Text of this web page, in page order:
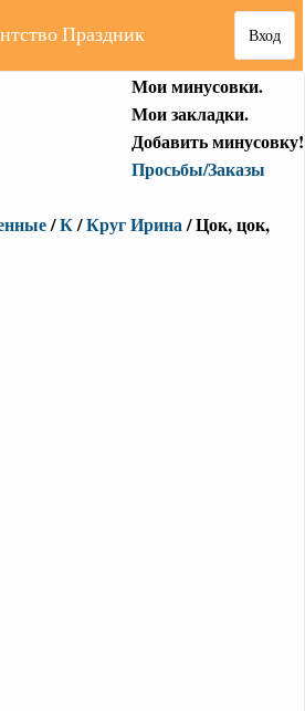
Вход
Праздник
Мои минусовки.
Мои закладки.
Добавить минусовку!
Просьбы/Заказы
/К/Круг Ирина/ Цок, цок,